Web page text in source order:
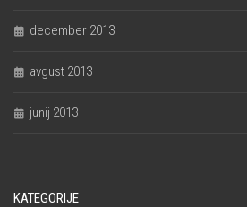
december 2013
avgust 2013
junij 2013
KATEGORIJE